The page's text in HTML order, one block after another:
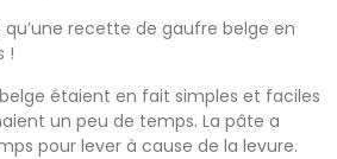
recette de gaufre belge en
!
étaient en fait simples et faciles
un peu de temps. La pâte a
pour lever à cause de la levure.